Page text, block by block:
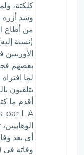
كلكتة،
وشد أزره
من أطاع
(نسبة
بعضهم
لما
يتلقبون
أقدم ما
أي بعد
وفاته في